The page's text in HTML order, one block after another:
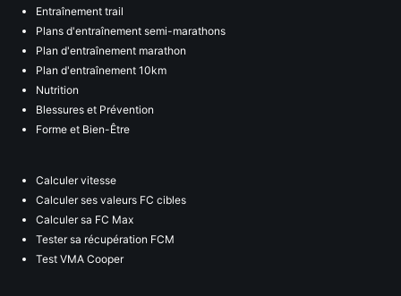
Entraînement trail
Plans d'entraînement semi-marathons
Plan d'entraînement marathon
Plan d'entraînement 10km
Nutrition
Blessures et Prévention
Forme et Bien-Être
Calculer vitesse
Calculer ses valeurs FC cibles
Calculer sa FC Max
Tester sa récupération FCM
Test VMA Cooper